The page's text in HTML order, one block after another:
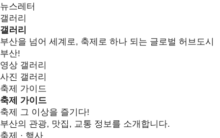
뉴스레터
갤러리
갤러리
부산을 넘어 세계로, 축제로 하나 되는 글로벌 허브도시
부산!
영상 갤러리
사진 갤러리
축제 가이드
축제 가이드
축제 그 이상을 즐기다!
부산의 관광, 맛집, 교통 정보를 소개합니다.
축제 · 행사